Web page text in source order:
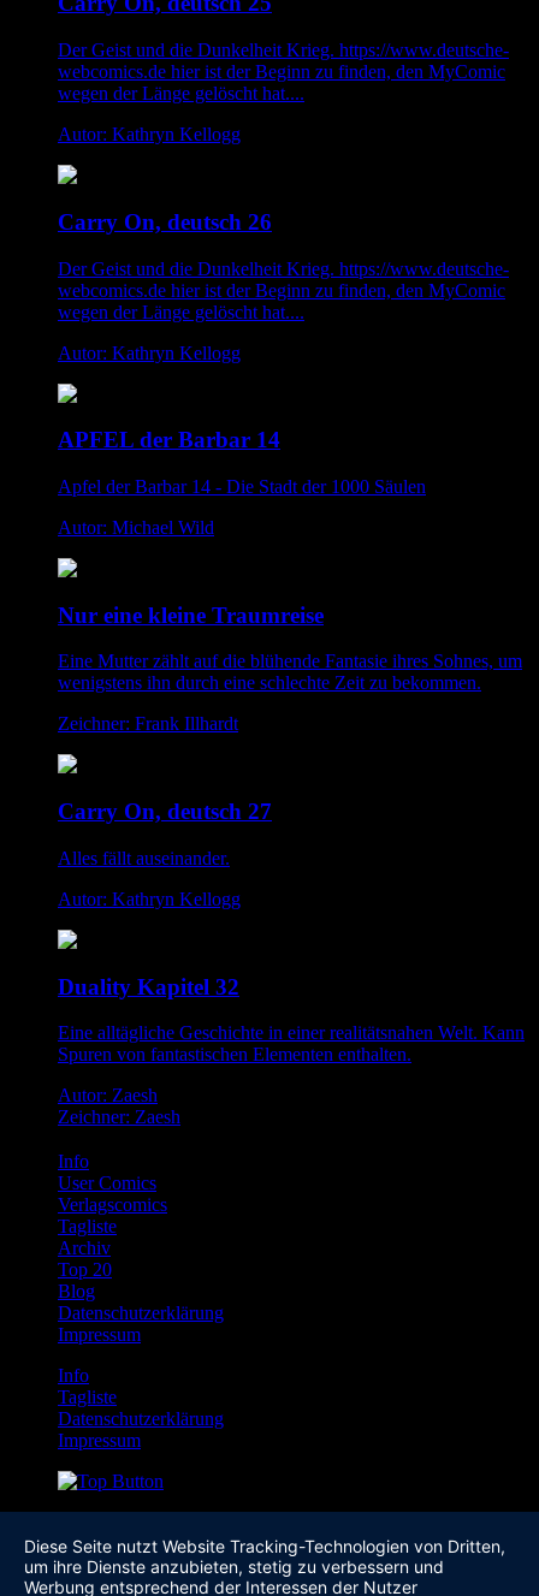
Der Geist und die Dunkelheit Krieg. https://www.deutsche-
webcomics.de hier ist der Beginn zu finden, den MyComic
wegen der Länge gelöscht hat....
Autor: Kathryn Kellogg
Carry On, deutsch 26
Der Geist und die Dunkelheit Krieg. https://www.deutsche-
webcomics.de hier ist der Beginn zu finden, den MyComic
wegen der Länge gelöscht hat....
Autor: Kathryn Kellogg
APFEL der Barbar 14
Apfel der Barbar 14 - Die Stadt der 1000 Säulen
Autor: Michael Wild
Nur eine kleine Traumreise
Eine Mutter zählt auf die blühende Fantasie ihres Sohnes, um
wenigstens ihn durch eine schlechte Zeit zu bekommen.
Zeichner: Frank Illhardt
Carry On, deutsch 27
Alles fällt auseinander.
Autor: Kathryn Kellogg
Duality Kapitel 32
Eine alltägliche Geschichte in einer realitätsnahen Welt. Kann
Spuren von fantastischen Elementen enthalten.
Autor: Zaesh
Zeichner: Zaesh
Info
User Comics
Verlagscomics
Tagliste
Archiv
Top 20
Blog
Datenschutzerklärung
Impressum
Info
Tagliste
Datenschutzerklärung
Impressum
Diese Seite nutzt Website Tracking-Technologien von Dritten,
um ihre Dienste anzubieten, stetig zu verbessern und
Werbung entsprechend der Interessen der Nutzer